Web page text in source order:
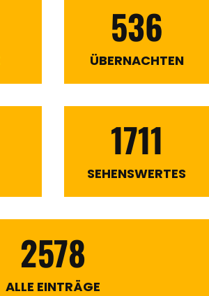
536
ÜBERNACHTEN
1711
SEHENSWERTES
2578
ALLE EINTRÄGE